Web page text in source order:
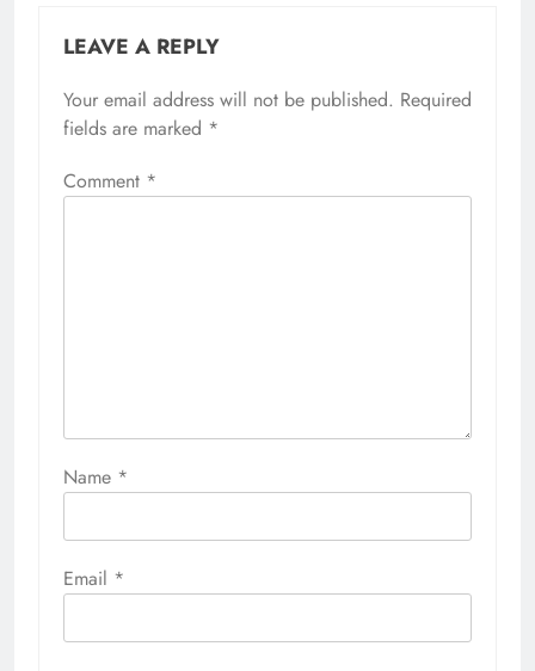
LEAVE A REPLY
Your email address will not be published. Required
fields are marked *
Comment *
Name *
Email *